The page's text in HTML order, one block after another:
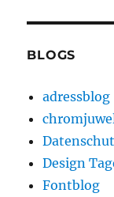
BLOGS
adressblog
Design
Fontblog